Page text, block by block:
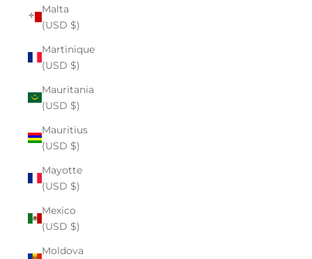
Malta
(USD $)
Martinique
(USD $)
Mauritania
(USD $)
Mauritius
(USD $)
Mayotte
(USD $)
Mexico
(USD $)
Moldova